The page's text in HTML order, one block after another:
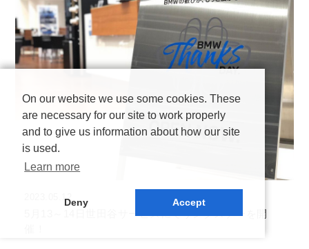
2023.05.12
5月13～14日世田谷サービスにてサンクスデーを開
On our website we use some cookies. These
are necessary for our site to work properly
and to give us information about how our site
is used.
Learn more
Deny Accept